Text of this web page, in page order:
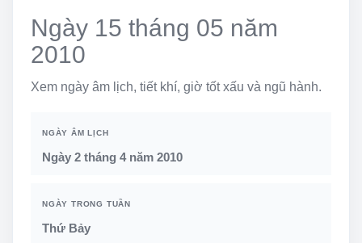
Ngày 15 tháng 05 năm
2010
Xem ngày âm lịch, tiết khí, giờ tốt xấu và ngũ hành.
NGÀY ÂM LỊCH
Ngày 2 tháng 4 năm 2010
NGÀY TRONG TUẦN
Thứ Bảy